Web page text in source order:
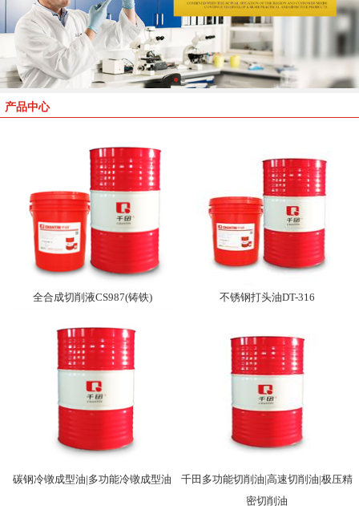
产品中心
全合成切削液CS987(铸铁) 不锈钢打头油DT-316
碳钢冷镦成型油|多功能冷镦成型油
千田多功能切削油|高速切削油|极压精
密切削油